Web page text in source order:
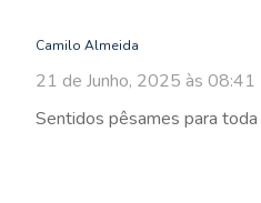
Camilo Almeida
21 de Junho, 2025 às 08:41
Sentidos pêsames para toda